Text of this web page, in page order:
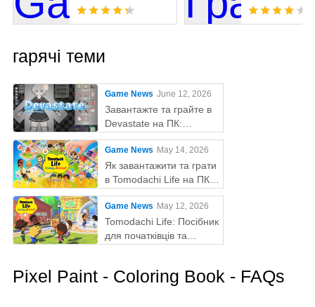
гарячі теми
Game News June 12, 2026
Завантажте та грайте в
Devastate на ПК:
остаточний ігровий гайд
з MEmu Play
Game News May 14, 2026
Як завантажити та грати
в Tomodachi Life на ПК
за допомогою MEmu
Game News May 12, 2026
Tomodachi Life: Посібник
для початківців та
Pixel Paint - Coloring Book - FAQs